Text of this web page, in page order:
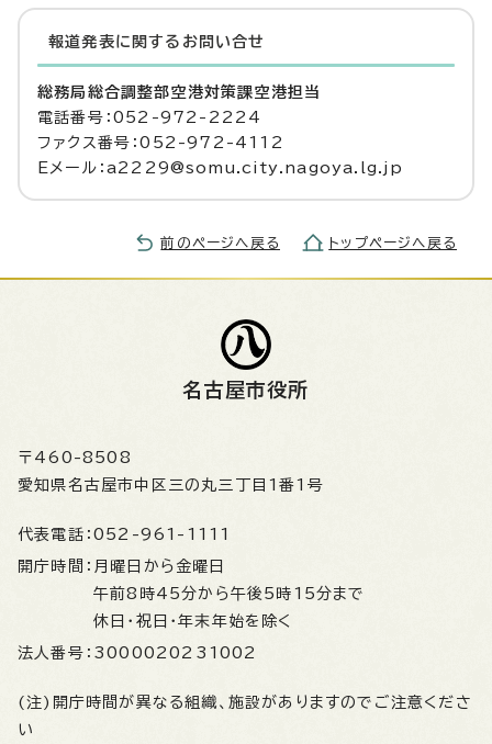
報道発表に関するお問い合せ
総務局総合調整部空港対策課空港担当
電話番号：052-972-2224
ファクス番号：052-972-4112
Eメール：a2229@somu.city.nagoya.lg.jp
前のページへ戻る トップページへ戻る
名古屋市役所
〒460-8508
愛知県名古屋市中区三の丸三丁目1番1号
代表電話： 052-961-1111
開庁時間： 月曜日から金曜日
午前8時45分から午後5時15分まで
休日・祝日・年末年始を除く
法人番号： 3000020231002
(注)開庁時間が異なる組織、施設がありますのでご注意くださ
い